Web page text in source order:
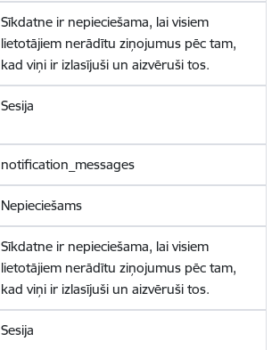
Sīkdatne ir nepieciešama, lai visiem
lietotājiem nerādītu ziņojumus pēc tam,
kad viņi ir izlasījuši un aizvēruši tos.
Sesija
notification_messages
Nepieciešams
Sīkdatne ir nepieciešama, lai visiem
lietotājiem nerādītu ziņojumus pēc tam,
kad viņi ir izlasījuši un aizvēruši tos.
Sesija